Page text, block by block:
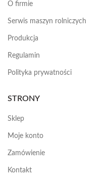
O firmie
Serwis maszyn rolniczych
Produkcja
Regulamin
Polityka prywatności
STRONY
Sklep
Moje konto
Zamówienie
Kontakt